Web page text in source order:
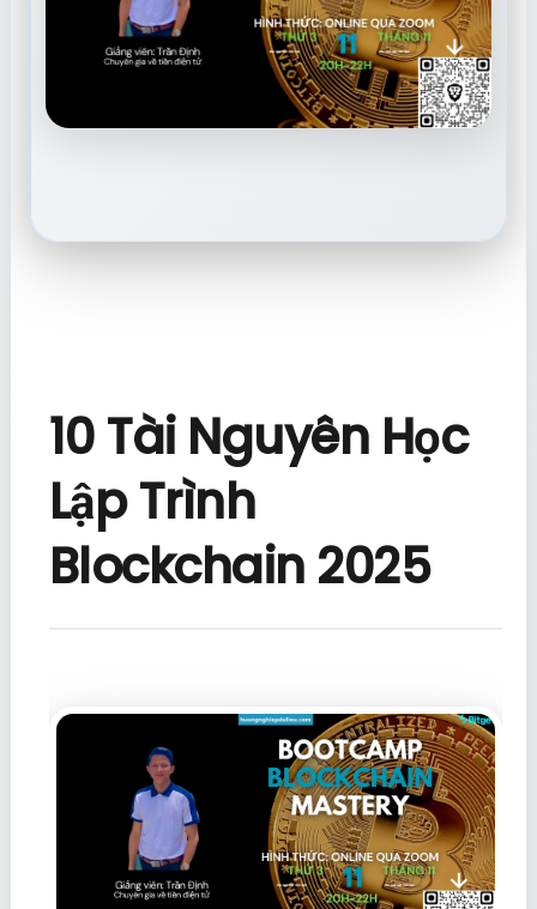
10 Tài Nguyên Học
Lập Trình
Blockchain 2025